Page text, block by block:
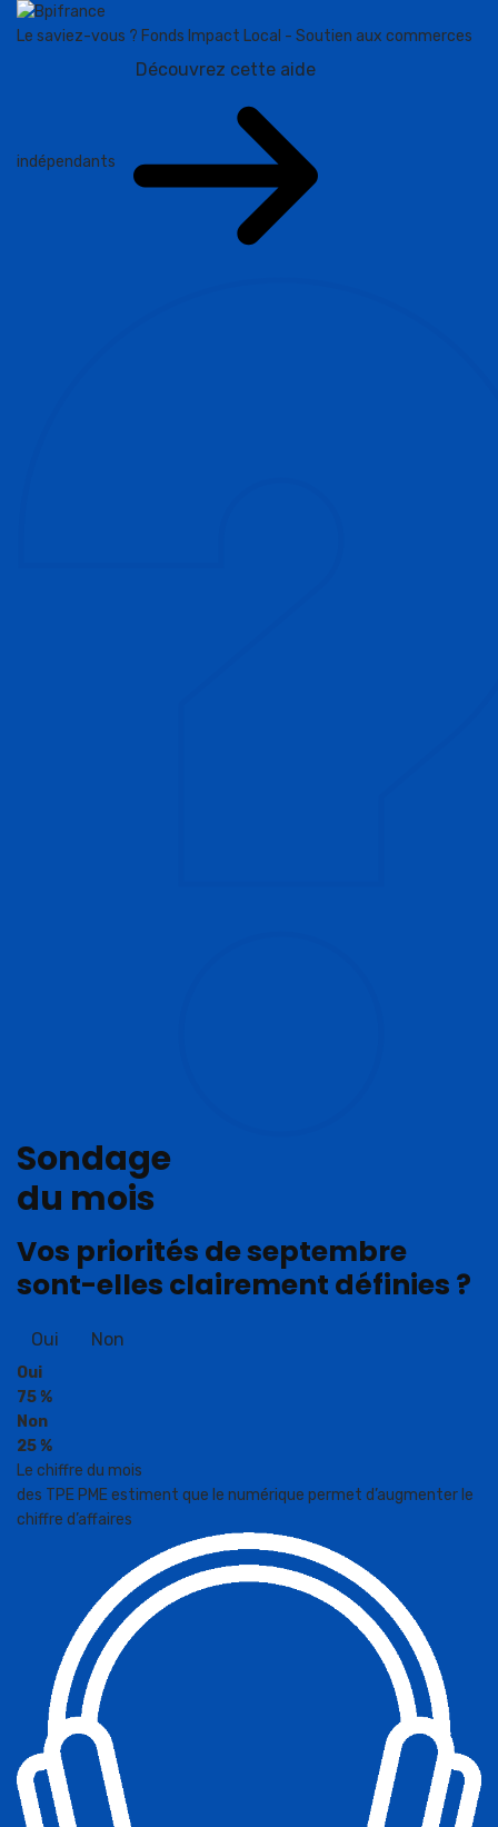
Le saviez-vous ? Fonds Impact Local - Soutien aux commerces
indépendants
Découvrez cette aide
Sondage
du mois
Vos priorités de septembre
sont-elles clairement définies ?
Oui Non
Oui
75 %
Non
25 %
Le chiffre du mois
des TPE PME estiment que le numérique permet d’augmenter le
chiffre d’affaires